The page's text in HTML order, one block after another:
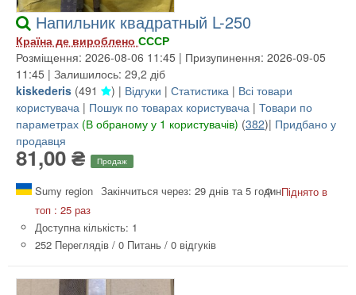
Напильник квадратный L-250
Країна де вироблено СССР
Розміщення: 2026-08-06 11:45 | Призупинення: 2026-09-05
11:45 | Залишилось: 29,2 діб
kiskederis (491 ) | Відгуки | Статистика | Всі товари
користувача | Пошук по товарах користувача | Товари по
параметрах (В обраному у 1 користувачів) (382)| Придбано у
продавця
81,00 ₴ Продаж
Sumy region Закінчиться через: 29 днів та 5 годинПіднято в
топ : 25 раз
Доступна кількість: 1
252 Переглядів / 0 Питань / 0 відгуків